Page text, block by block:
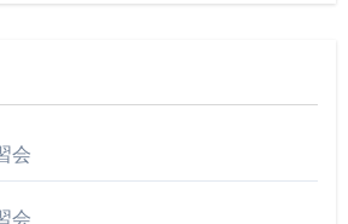
会
会